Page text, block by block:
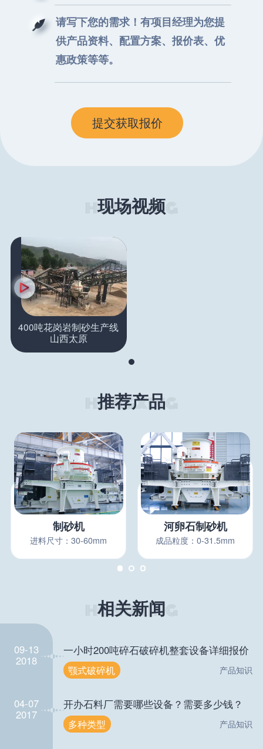
现场视频
400吨花岗岩制砂生产线
山西太原
推荐产品
制砂机
进料尺寸：30-60mm
河卵石制砂机
成品粒度：0-31.5mm
相关新闻
09-13
2018
一小时200吨碎石破碎机整套设备详细报价
颚式破碎机 产品知识
04-07
2017
开办石料厂需要哪些设备？需要多少钱？
多种类型 产品知识